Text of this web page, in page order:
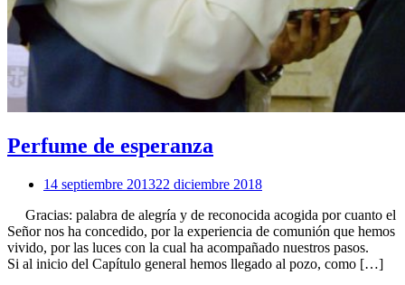
Perfume de esperanza
14 septiembre 201322 diciembre 2018
Gracias: palabra de alegría y de reconocida acogida por cuanto el
Señor nos ha concedido, por la experiencia de comunión que hemos
vivido, por las luces con la cual ha acompañado nuestros pasos.
Si al inicio del Capítulo general hemos llegado al pozo, como […]